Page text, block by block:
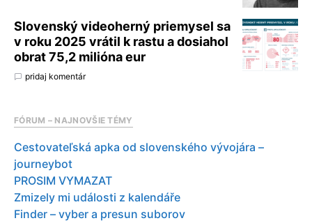
Slovenský videoherný priemysel sa
v roku 2025 vrátil k rastu a dosiahol
obrat 75,2 milióna eur
pridaj komentár
FÓRUM – NAJNOVŠIE TÉMY
Cestovateľská apka od slovenského vývojára –
journeybot
PROSIM VYMAZAT
Zmizely mi události z kalendáře
Finder – vyber a presun suborov